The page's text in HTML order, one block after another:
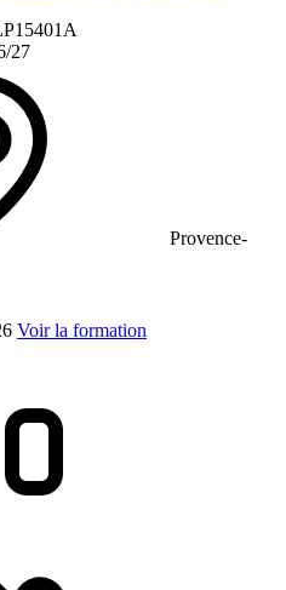
27
Provence-
Voir la formation